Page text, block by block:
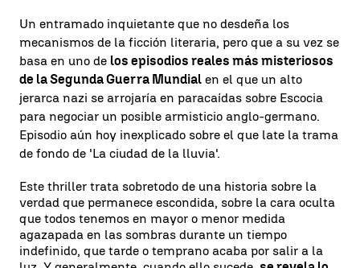
Un entramado inquietante que no desdeña los
mecanismos de la ficción literaria, pero que a su vez se
basa en uno de los episodios reales más misteriosos
de la Segunda Guerra Mundial en el que un alto
jerarca nazi se arrojaría en paracaídas sobre Escocia
para negociar un posible armisticio anglo-germano.
Episodio aún hoy inexplicado sobre el que late la trama
de fondo de 'La ciudad de la lluvia'.
Este thriller trata sobretodo de una historia sobre la
verdad que permanece escondida, sobre la cara oculta
que todos tenemos en mayor o menor medida
agazapada en las sombras durante un tiempo
indefinido, que tarde o temprano acaba por salir a la